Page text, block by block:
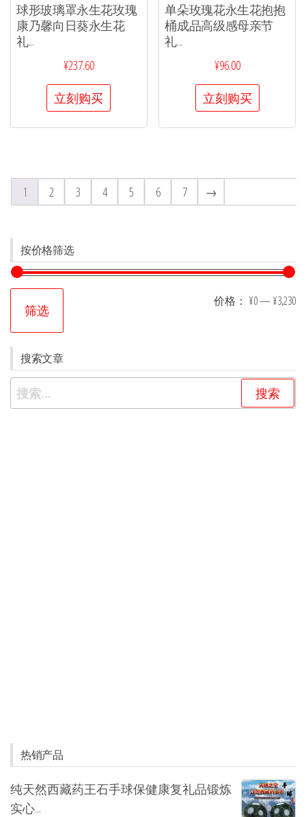
球形玻璃罩永生花玫瑰
康乃馨向日葵永生花
礼...
¥237.60
立刻购买
单朵玫瑰花永生花抱抱
桶成品高级感母亲节
礼...
¥96.00
立刻购买
1 2 3 4 5 6 7 →
按价格筛选
筛选
价格： ¥0— ¥3,230
搜索文章
热销产品
纯天然西藏药王石手球保健康复礼品锻炼
实心...